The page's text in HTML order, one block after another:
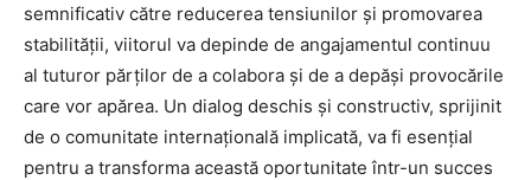
semnificativ către reducerea tensiunilor și promovarea
stabilității, viitorul va depinde de angajamentul continuu
al tuturor părților de a colabora și de a depăși provocările
care vor apărea. Un dialog deschis și constructiv, sprijinit
de o comunitate internațională implicată, va fi esențial
pentru a transforma această oportunitate într-un succes